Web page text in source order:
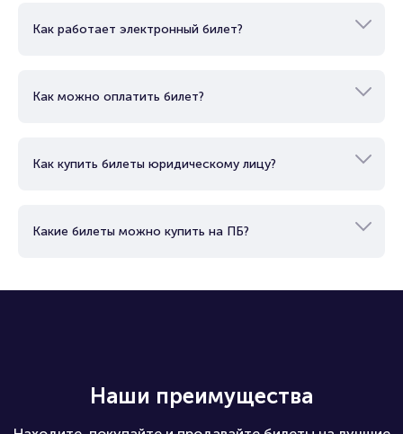
Спешите купить официальные билеты на концерт Олега
Полезные ссылки
читайте в разделах:
Организаторам
Как работает электронный билет?
Как можно оплатить билет?
Как купить билеты юридическому лицу?
Какие билеты можно купить на ПБ?
Наши преимущества